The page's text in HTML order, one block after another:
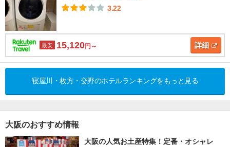
3.22
最安 15,120円～ 詳細
寝屋川・枚方・交野のホテルランキングをもっと見る
大阪のおすすめ情報
大阪の人気お土産特集！定番・オシャレ